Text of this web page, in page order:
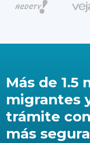
Más de 1.5
migrantes
trámite
más